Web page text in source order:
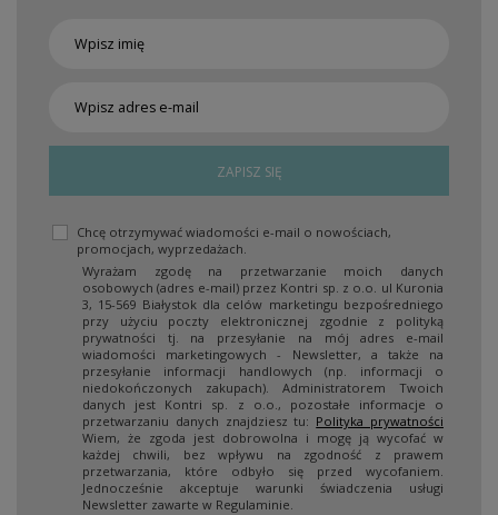
ZAPISZ SIĘ
Chcę otrzymywać wiadomości e-mail o nowościach,
promocjach, wyprzedażach.
Wyrażam zgodę na przetwarzanie moich danych
osobowych (adres e-mail) przez Kontri sp. z o.o. ul Kuronia
3, 15-569 Białystok dla celów marketingu bezpośredniego
przy użyciu poczty elektronicznej zgodnie z polityką
prywatności tj. na przesyłanie na mój adres e-mail
wiadomości marketingowych - Newsletter, a także na
przesyłanie informacji handlowych (np. informacji o
niedokończonych zakupach). Administratorem Twoich
danych jest Kontri sp. z o.o., pozostałe informacje o
przetwarzaniu danych znajdziesz tu: Polityka prywatności
Wiem, że zgoda jest dobrowolna i mogę ją wycofać w
każdej chwili, bez wpływu na zgodność z prawem
przetwarzania, które odbyło się przed wycofaniem.
Jednocześnie akceptuje warunki świadczenia usługi
Newsletter zawarte w Regulaminie.